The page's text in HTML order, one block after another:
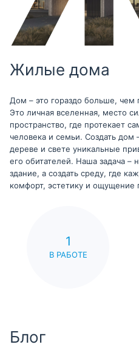
Жилые дома
Дом – это гораздо больше, чем
Это личная вселенная, место
пространство, где протекает
человека и семьи. Создать дом
дереве и свете уникальные
его обитателей. Наша задача –
здание, а создать среду, где
комфорт, эстетику и ощущение
1
В РАБОТЕ
Блог